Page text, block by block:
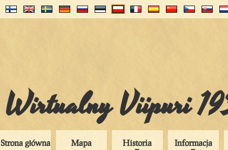
Wirtualny Viipuri
Strona główna Mapa Historia Informacja